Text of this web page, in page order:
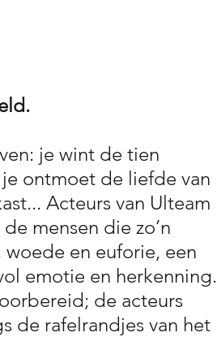
je wint de tien
ontmoet de liefde van
Acteurs van Ulteam
mensen die zo’n
en euforie, een
emotie en herkenning.
de acteurs
de rafelrandjes van het